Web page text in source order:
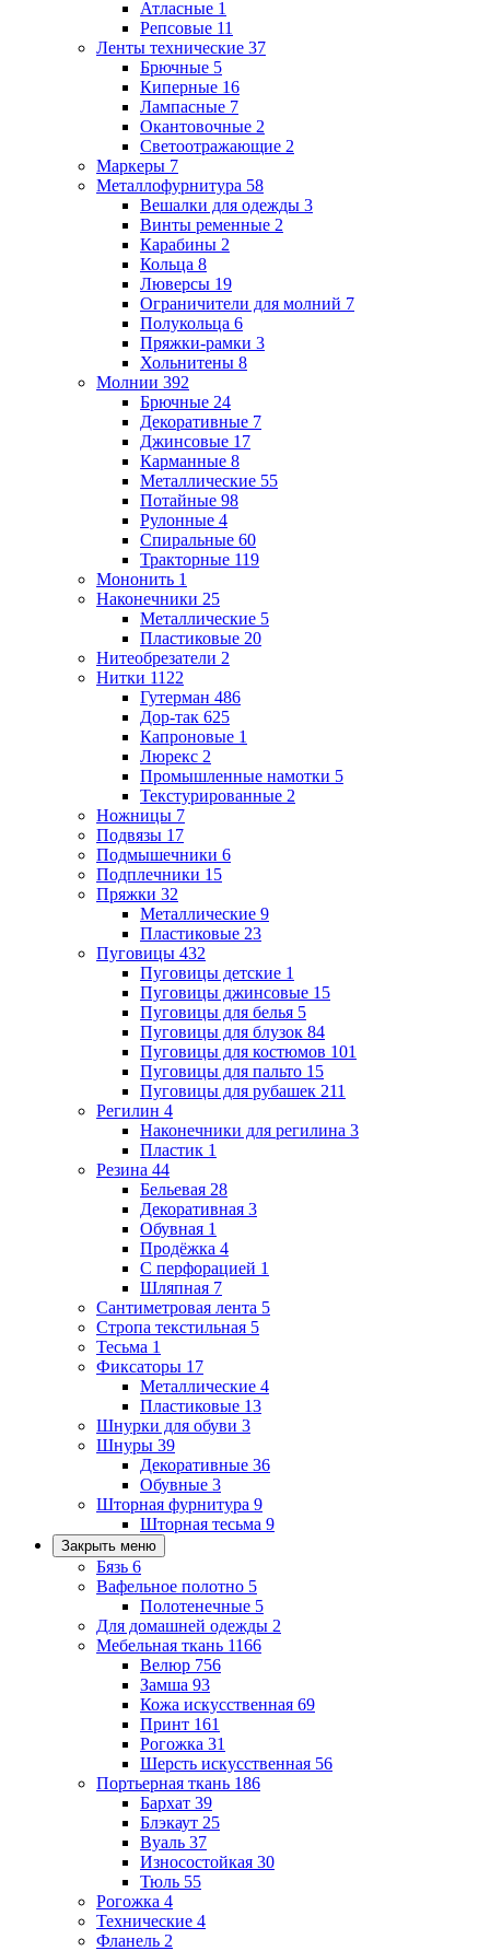
Атласные 1
Репсовые 11
Ленты технические 37
Брючные 5
Киперные 16
Лампасные 7
Окантовочные 2
Светоотражающие 2
Маркеры 7
Металлофурнитура 58
Вешалки для одежды 3
Винты ременные 2
Карабины 2
Кольца 8
Люверсы 19
Ограничители для молний 7
Полукольца 6
Пряжки-рамки 3
Хольнитены 8
Молнии 392
Брючные 24
Декоративные 7
Джинсовые 17
Карманные 8
Металлические 55
Потайные 98
Рулонные 4
Спиральные 60
Тракторные 119
Мононить 1
Наконечники 25
Металлические 5
Пластиковые 20
Нитеобрезатели 2
Нитки 1122
Гутерман 486
Дор-так 625
Капроновые 1
Люрекс 2
Промышленные намотки 5
Текстурированные 2
Ножницы 7
Подвязы 17
Подмышечники 6
Подплечники 15
Пряжки 32
Металлические 9
Пластиковые 23
Пуговицы 432
Пуговицы детские 1
Пуговицы джинсовые 15
Пуговицы для белья 5
Пуговицы для блузок 84
Пуговицы для костюмов 101
Пуговицы для пальто 15
Пуговицы для рубашек 211
Регилин 4
Наконечники для регилина 3
Пластик 1
Резина 44
Бельевая 28
Декоративная 3
Обувная 1
Продёжка 4
С перфорацией 1
Шляпная 7
Сантиметровая лента 5
Стропа текстильная 5
Тесьма 1
Фиксаторы 17
Металлические 4
Пластиковые 13
Шнурки для обуви 3
Шнуры 39
Декоративные 36
Обувные 3
Шторная фурнитура 9
Шторная тесьма 9
Закрыть меню
Бязь 6
Вафельное полотно 5
Полотенечные 5
Для домашней одежды 2
Мебельная ткань 1166
Велюр 756
Замша 93
Кожа искусственная 69
Принт 161
Рогожка 31
Шерсть искусственная 56
Портьерная ткань 186
Бархат 39
Блэкаут 25
Вуаль 37
Износостойкая 30
Тюль 55
Рогожка 4
Технические 4
Фланель 2